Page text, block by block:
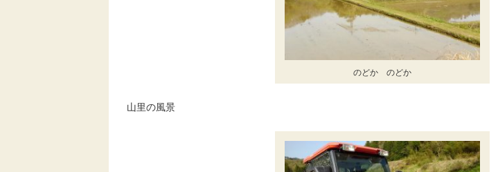
のどか のどか
山里の風景